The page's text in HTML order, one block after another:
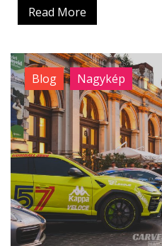
Read More
Blog Nagykép